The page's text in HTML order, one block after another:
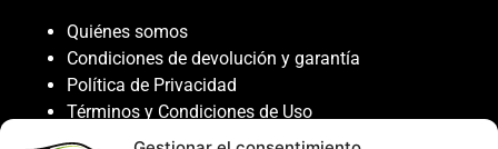
Quiénes somos
Condiciones de devolución y garantía
Política de Privacidad
Términos y Condiciones de Uso
Política de Cookies